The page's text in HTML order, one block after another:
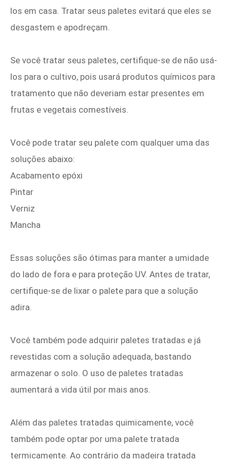
los em casa. Tratar seus paletes evitará que eles se
desgastem e apodreçam.
Se você tratar seus paletes, certifique-se de não usá-
los para o cultivo, pois usará produtos químicos para
tratamento que não deveriam estar presentes em
frutas e vegetais comestíveis.
Você pode tratar seu palete com qualquer uma das
soluções abaixo:
Acabamento epóxi
Pintar
Verniz
Mancha
Essas soluções são ótimas para manter a umidade
do lado de fora e para proteção UV. Antes de tratar,
certifique-se de lixar o palete para que a solução
adira.
Você também pode adquirir paletes tratadas e já
revestidas com a solução adequada, bastando
armazenar o solo. O uso de paletes tratadas
aumentará a vida útil por mais anos.
Além das paletes tratadas quimicamente, você
também pode optar por uma palete tratada
termicamente. Ao contrário da madeira tratada